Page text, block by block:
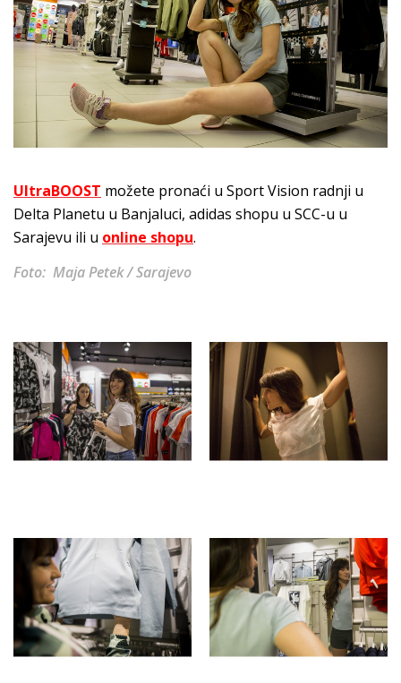
UltraBOOST možete pronaći u Sport Vision radnji u
Delta Planetu u Banjaluci, adidas shopu u SCC-u u
Sarajevu ili u online shopu.
Foto: Maja Petek / Sarajevo